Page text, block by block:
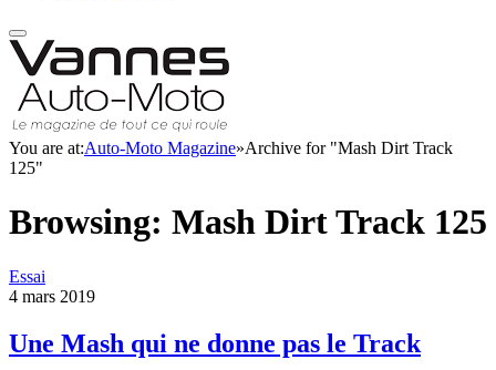
You are at:Auto-Moto Magazine»Archive for "Mash Dirt Track
125"
Browsing: Mash Dirt Track 125
Essai
4 mars 2019
Une Mash qui ne donne pas le Track